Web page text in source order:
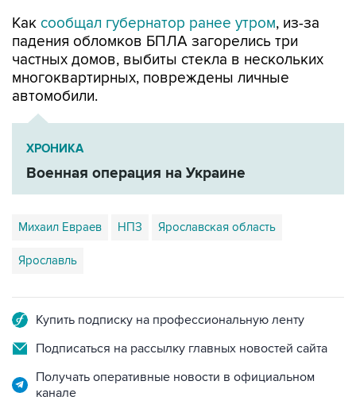
Как сообщал губернатор ранее утром, из-за
падения обломков БПЛА загорелись три
частных домов, выбиты стекла в нескольких
многоквартирных, повреждены личные
автомобили.
ХРОНИКА
Военная операция на Украине
Михаил Евраев НПЗ Ярославская область
Ярославль
Купить подписку на профессиональную ленту
Подписаться на рассылку главных новостей сайта
Получать оперативные новости в официальном
канале